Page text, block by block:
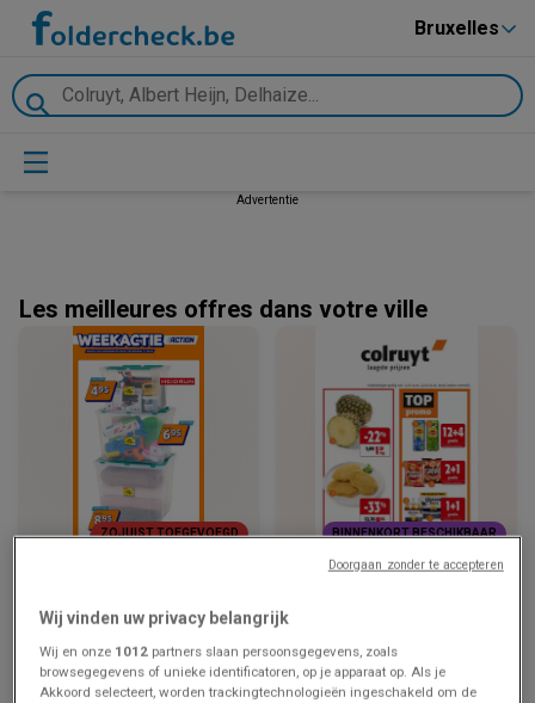
Bruxelles
Advertentie
Les meilleures offres dans votre ville
ZOJUIST TOEGEVOEGD
folder Action
Prijsgegevens
geldig tot en
BINNENKORT BESCHIKBAAR
Nos meilleures bonnes
Prijsgegevens
geldig tot en
Wij vinden uw privacy belangrijk
Wij en onze 1012 partners slaan persoonsgegevens, zoals
browsegegevens of unieke identificatoren, op je apparaat op. Als je
Akkoord selecteert, worden trackingtechnologieën ingeschakeld om de
Doorgaan zonder te accepteren